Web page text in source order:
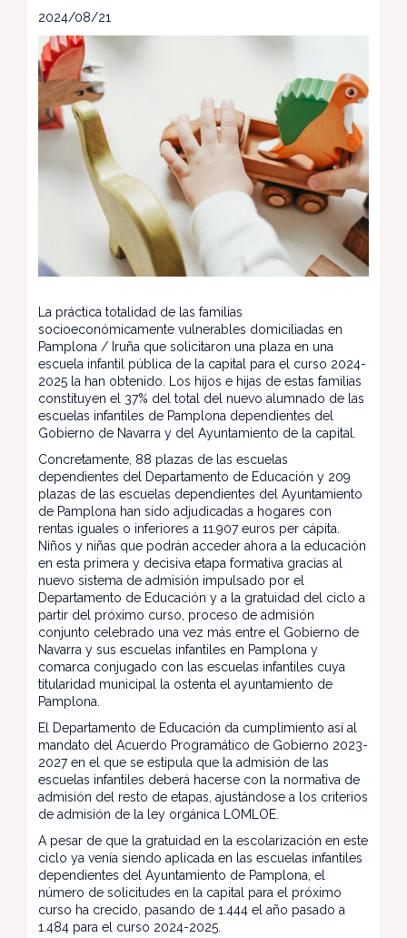
2024/08/21
La práctica totalidad de las familias
socioeconómicamente vulnerables domiciliadas en
Pamplona / Iruña que solicitaron una plaza en una
escuela infantil pública de la capital para el curso 2024-
2025 la han obtenido. Los hijos e hijas de estas familias
constituyen el 37% del total del nuevo alumnado de las
escuelas infantiles de Pamplona dependientes del
Gobierno de Navarra y del Ayuntamiento de la capital.
Concretamente, 88 plazas de las escuelas
dependientes del Departamento de Educación y 209
plazas de las escuelas dependientes del Ayuntamiento
de Pamplona han sido adjudicadas a hogares con
rentas iguales o inferiores a 11.907 euros per cápita.
Niños y niñas que podrán acceder ahora a la educación
en esta primera y decisiva etapa formativa gracias al
nuevo sistema de admisión impulsado por el
Departamento de Educación y a la gratuidad del ciclo a
partir del próximo curso, proceso de admisión
conjunto celebrado una vez más entre el Gobierno de
Navarra y sus escuelas infantiles en Pamplona y
comarca conjugado con las escuelas infantiles cuya
titularidad municipal la ostenta el ayuntamiento de
Pamplona.
El Departamento de Educación da cumplimiento así al
mandato del Acuerdo Programático de Gobierno 2023-
2027 en el que se estipula que la admisión de las
escuelas infantiles deberá hacerse con la normativa de
admisión del resto de etapas, ajustándose a los criterios
de admisión de la ley orgánica LOMLOE.
A pesar de que la gratuidad en la escolarización en este
ciclo ya venía siendo aplicada en las escuelas infantiles
dependientes del Ayuntamiento de Pamplona, el
número de solicitudes en la capital para el próximo
curso ha crecido, pasando de 1.444 el año pasado a
1.484 para el curso 2024-2025.